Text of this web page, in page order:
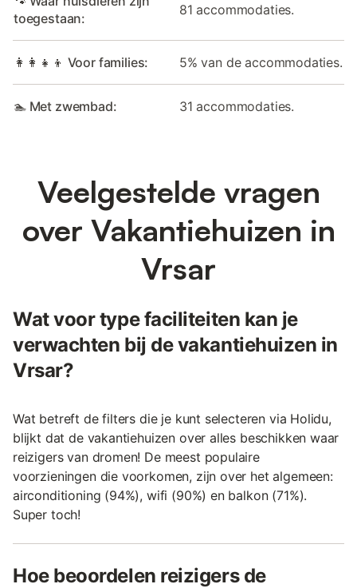
toegestaan:
81 accommodaties.
👩‍👩‍👧‍👦 Voor families: 5% van de accommodaties.
🏊 Met zwembad: 31 accommodaties.
Veelgestelde vragen
over Vakantiehuizen in
Vrsar
Wat voor type faciliteiten kan je
verwachten bij de vakantiehuizen in
Vrsar?
Wat betreft de filters die je kunt selecteren via Holidu,
blijkt dat de vakantiehuizen over alles beschikken waar
reizigers van dromen! De meest populaire
voorzieningen die voorkomen, zijn over het algemeen:
airconditioning (94%), wifi (90%) en balkon (71%).
Super toch!
Hoe beoordelen reizigers de